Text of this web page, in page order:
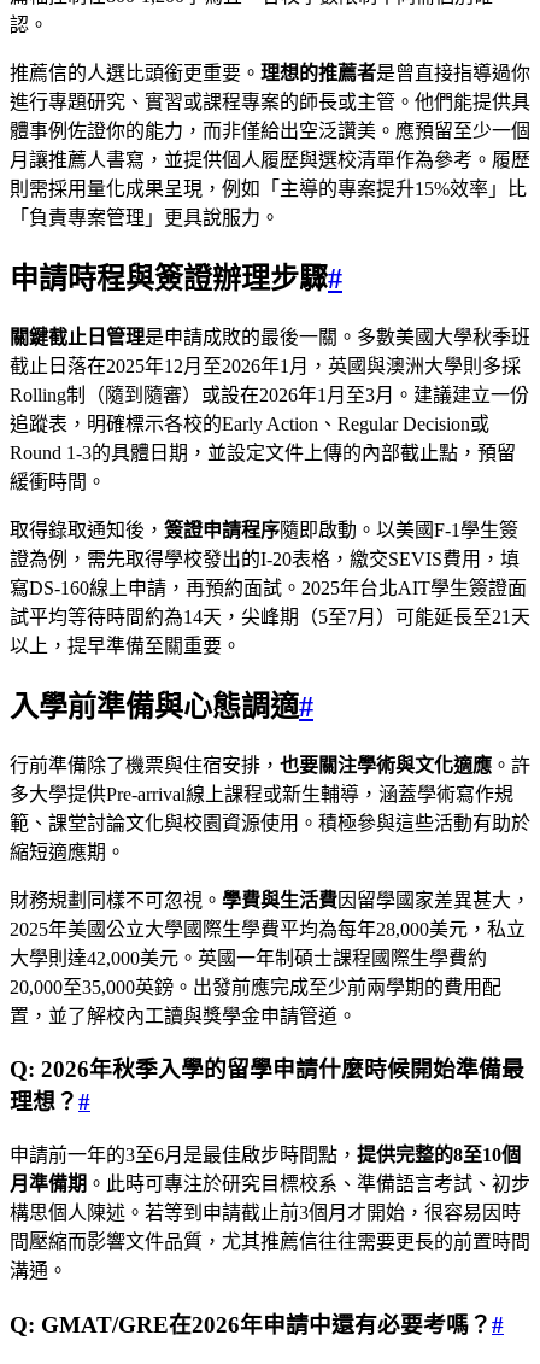
認。
推薦信的人選比頭銜更重要。 理想的推薦者是曾直接指導過你
進行專題研究、實習或課程專案的師長或主管。他們能提供具
體事例佐證你的能力，而非僅給出空泛讚美。應預留至少一個
月讓推薦人書寫，並提供個人履歷與選校清單作為參考。履歷
則需採用量化成果呈現，例如「主導的專案提升15%效率」比
「負責專案管理」更具說服力。
申請時程與簽證辦理步驟#
關鍵截止日管理是申請成敗的最後一關。多數美國大學秋季班
截止日落在2025年12月至2026年1月，英國與澳洲大學則多採
Rolling制（隨到隨審）或設在2026年1月至3月。建議建立一份
追蹤表，明確標示各校的Early Action、Regular Decision或
Round 1-3的具體日期，並設定文件上傳的內部截止點，預留
緩衝時間。
取得錄取通知後， 簽證申請程序隨即啟動。以美國F-1學生簽
證為例，需先取得學校發出的I-20表格，繳交SEVIS費用，填
寫DS-160線上申請，再預約面試。2025年台北AIT學生簽證面
試平均等待時間約為14天，尖峰期（5至7月）可能延長至21天
以上，提早準備至關重要。
入學前準備與心態調適#
行前準備除了機票與住宿安排， 也要關注學術與文化適應 。許
多大學提供Pre-arrival線上課程或新生輔導，涵蓋學術寫作規
範、課堂討論文化與校園資源使用。積極參與這些活動有助於
縮短適應期。
財務規劃同樣不可忽視。 學費與生活費因留學國家差異甚大，
2025年美國公立大學國際生學費平均為每年28,000美元，私立
大學則達42,000美元。英國一年制碩士課程國際生學費約
20,000至35,000英鎊。出發前應完成至少前兩學期的費用配
置，並了解校內工讀與獎學金申請管道。
Q: 2026年秋季入學的留學申請什麼時候開始準備最
理想？#
申請前一年的3至6月是最佳啟步時間點， 提供完整的8至10個
月準備期 。此時可專注於研究目標校系、準備語言考試、初步
構思個人陳述。若等到申請截止前3個月才開始，很容易因時
間壓縮而影響文件品質，尤其推薦信往往需要更長的前置時間
溝通。
Q: GMAT/GRE在2026年申請中還有必要考嗎？#